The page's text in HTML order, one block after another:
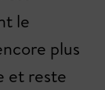
le
plus
et reste